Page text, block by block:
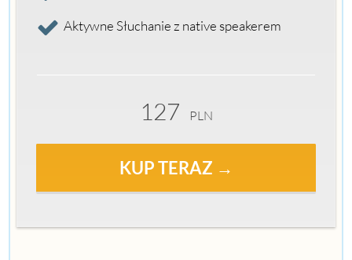
Aktywne Słuchanie z native speakerem
127 PLN
KUP TERAZ →